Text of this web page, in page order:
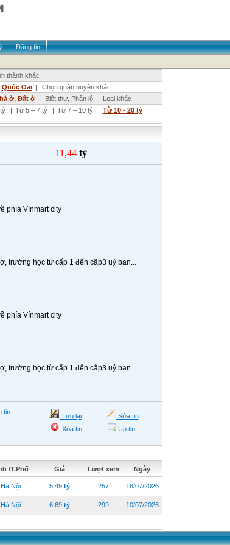
Đăng tin
thành khác
Quốc Oai |
Chọn quận huyện khác
ở, Đất ở | Biệt thự, Phân lô | Loại khác
| Từ 5 – 7 tỷ | Từ 7 – 10 tỷ | Từ 10 - 20 tỷ
11,44 tỷ
phía Vínmart city
trường học từ cấp 1 đến câp3 uỷ ban...
phía Vínmart city
trường học từ cấp 1 đến câp3 uỷ ban...
tin
Lưu lại
Sửa tin
Xóa tin
Up tin
/T.Phố Giá Lượt xem Ngày
Hà Nội 5,49 tỷ 257 18/07/2026
Hà Nội 6,69 tỷ 299 10/07/2026